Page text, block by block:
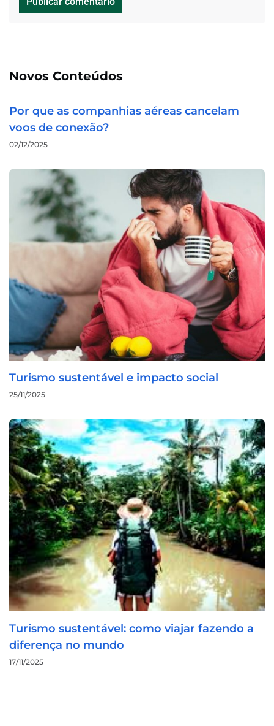
Novos Conteúdos
Por que as companhias aéreas cancelam
voos de conexão?
02/12/2025
Turismo sustentável e impacto social
25/11/2025
Turismo sustentável: como viajar fazendo a
diferença no mundo
17/11/2025